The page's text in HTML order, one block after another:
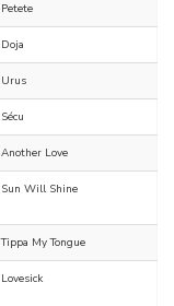
Petete
Doja
Urus
Sécu
Another Love
Sun Will Shine
Tippa My Tongue
Lovesick